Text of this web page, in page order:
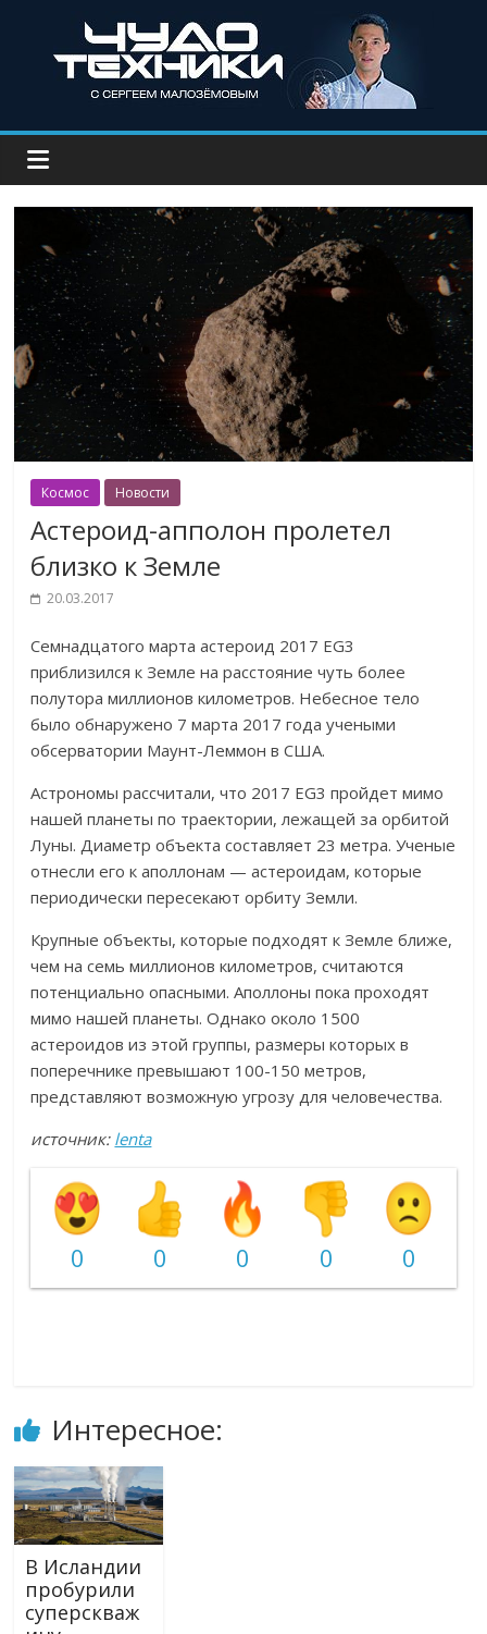
Космос Новости
Астероид-апполон пролетел
близко к Земле
20.03.2017
Семнадцатого марта астероид 2017 EG3
приблизился к Земле на расстояние чуть более
полутора миллионов километров. Небесное тело
было обнаружено 7 марта 2017 года учеными
обсерватории Маунт-Леммон в США.
Астрономы рассчитали, что 2017 EG3 пройдет мимо
нашей планеты по траектории, лежащей за орбитой
Луны. Диаметр объекта составляет 23 метра. Ученые
отнесли его к аполлонам — астероидам, которые
периодически пересекают орбиту Земли.
Крупные объекты, которые подходят к Земле ближе,
чем на семь миллионов километров, считаются
потенциально опасными. Аполлоны пока проходят
мимо нашей планеты. Однако около 1500
астероидов из этой группы, размеры которых в
поперечнике превышают 100-150 метров,
представляют возможную угрозу для человечества.
источник: lenta
0 0 0 0 0
Интересное:
В Исландии
пробурили
суперскваж